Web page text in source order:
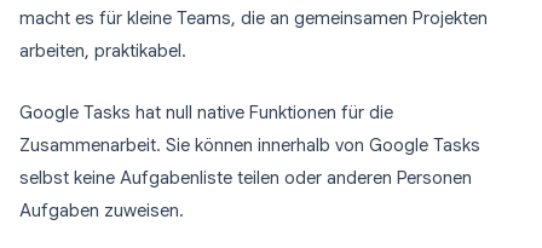
macht es für kleine Teams, die an gemeinsamen Projekten
arbeiten, praktikabel.
Google Tasks hat null native Funktionen für die
Zusammenarbeit. Sie können innerhalb von Google Tasks
selbst keine Aufgabenliste teilen oder anderen Personen
Aufgaben zuweisen.